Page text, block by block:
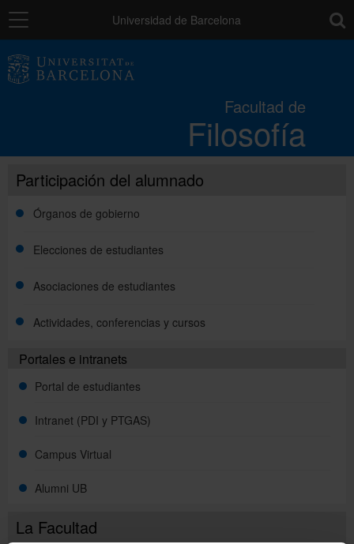
Navegación Universidad de Barcelona
Facultad de
Filosofía
Estudios
Investigación e innovación
Movilidad
La Facultad
Participación del alumnado
Órganos de gobierno
Elecciones de estudiantes
Asociaciones de estudiantes
Actividades, conferencias y cursos
Portales e intranets
Portal de estudiantes
Intranet (PDI y PTGAS)
Campus Virtual
Alumni UB